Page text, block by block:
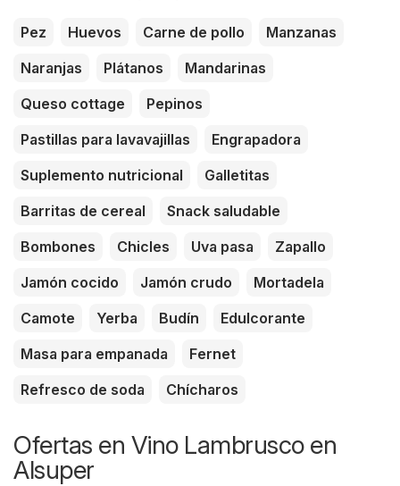
Pez Huevos Carne de pollo
Manzanas
Naranjas
Plátanos
Mandarinas
Queso cottage
Pepinos
Pastillas para lavavajillas
Engrapadora
Suplemento nutricional
Galletitas
Barritas de cereal
Snack saludable
Bombones
Chicles Uva pasa
Zapallo
Jamón cocido
Jamón crudo
Mortadela
Camote
Yerba Budín
Edulcorante
Masa para empanada
Fernet
Refresco de soda
Chícharos
Ofertas en Vino Lambrusco en
Alsuper